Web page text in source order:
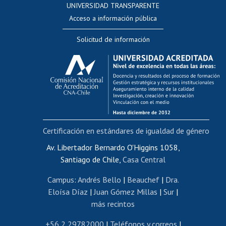
Evaluación docente
Calificación académica
Postulación al AUCAI
Funcionarias/os
Cursos internos de capacitación
Bienestar del personal
Portal de movilidad interna
Certificado de renta
Certificado de renta honorarios
Editar páginas blancas
Extranjeras/os
Revalidación y reconocimiento de títulos
UNIVERSIDAD TRANSPARENTE
Acceso a información pública
Solicitud de información
Av. Libertador Bernardo O'Higgins 1058,
Santiago de Chile, Casa Central
Campus: Andrés Bello | Beauchef| Dra.
Eloísa Díaz |Juan Gómez Millas | Sur |
más recintos
Certificación en estándares de igualdad de género